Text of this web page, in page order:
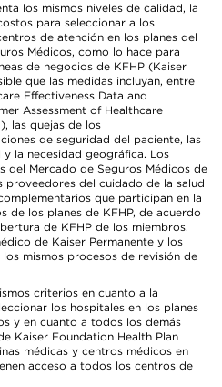
los mismos niveles de calidad, la
para seleccionar a los
de atención en los planes del
Médicos, como lo hace para
de negocios de KFHP (Kaiser
que las medidas incluyan, entre
Effectiveness Data and
Assessment of Healthcare
las quejas de los
de seguridad del paciente, las
la necesidad geográfica. Los
del Mercado de Seguros Médicos de
proveedores del cuidado de la salud
que participan en la
de los planes de KFHP, de acuerdo
de KFHP de los miembros.
de Kaiser Permanente y los
mismos procesos de revisión de
criterios en cuanto a la
los hospitales en los planes
y en cuanto a todos los demás
Kaiser Foundation Health Plan
médicas y centros médicos en
acceso a todos los centros de